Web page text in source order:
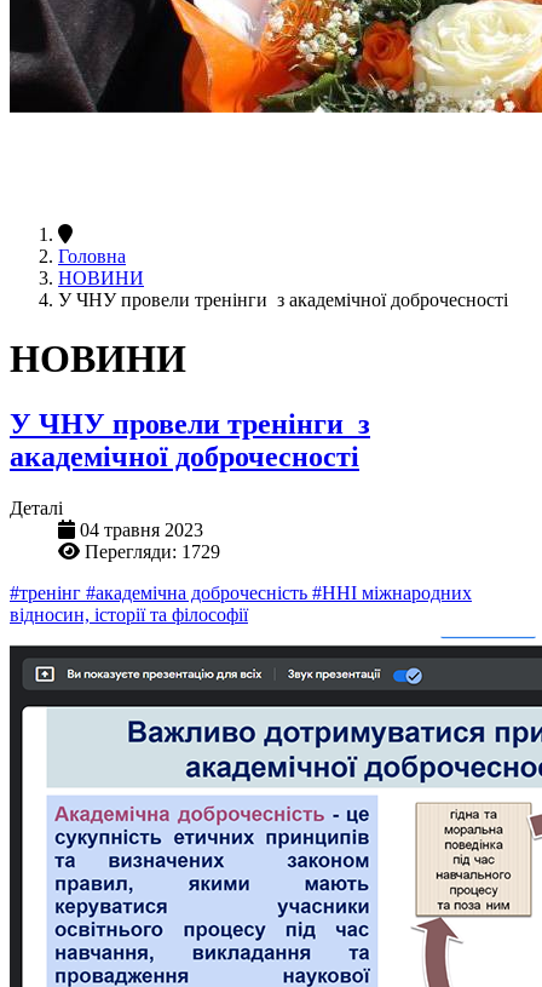
Головна
НОВИНИ
У ЧНУ провели тренінги з академічної доброчесності
НОВИНИ
У ЧНУ провели тренінги з
академічної доброчесності
Деталі
04 травня 2023
Перегляди: 1729
#тренінг #академічна доброчесність #ННІ міжнародних
відносин, історії та філософії